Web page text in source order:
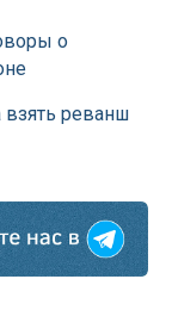
о
взять реванш